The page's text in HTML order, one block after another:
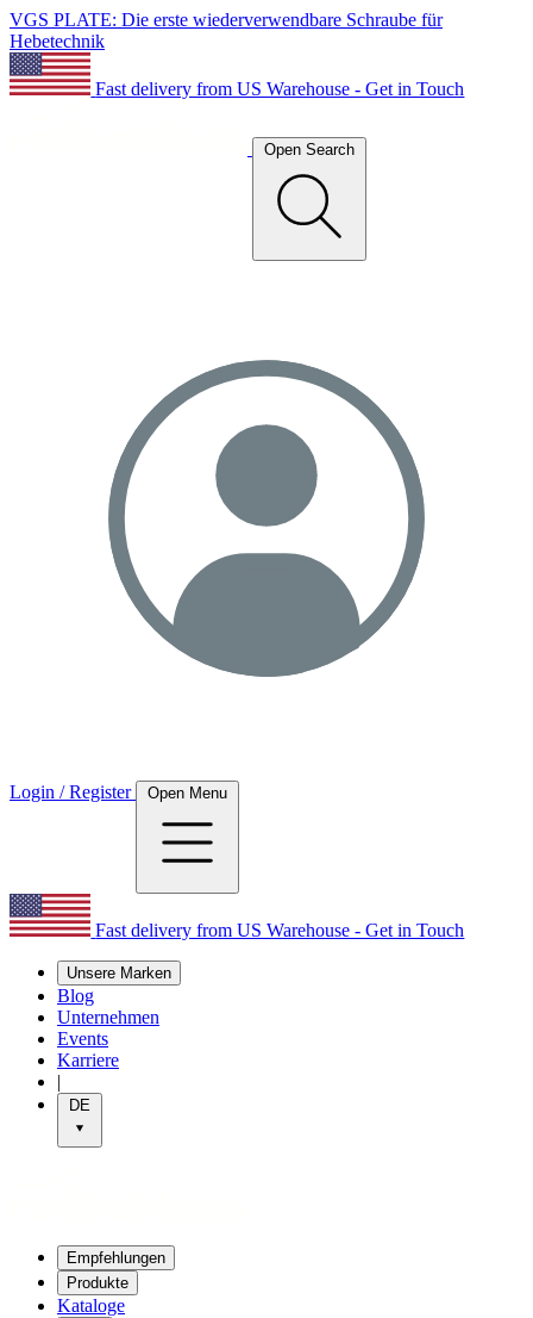
VGS PLATE: Die erste wiederverwendbare Schraube für
Hebetechnik
Fast delivery from US Warehouse - Get in Touch
Open Search
Login / Register Open Menu
Fast delivery from US Warehouse - Get in Touch
Unsere Marken
Blog
Unternehmen
Events
Karriere
|
DE
Empfehlungen
Produkte
Kataloge